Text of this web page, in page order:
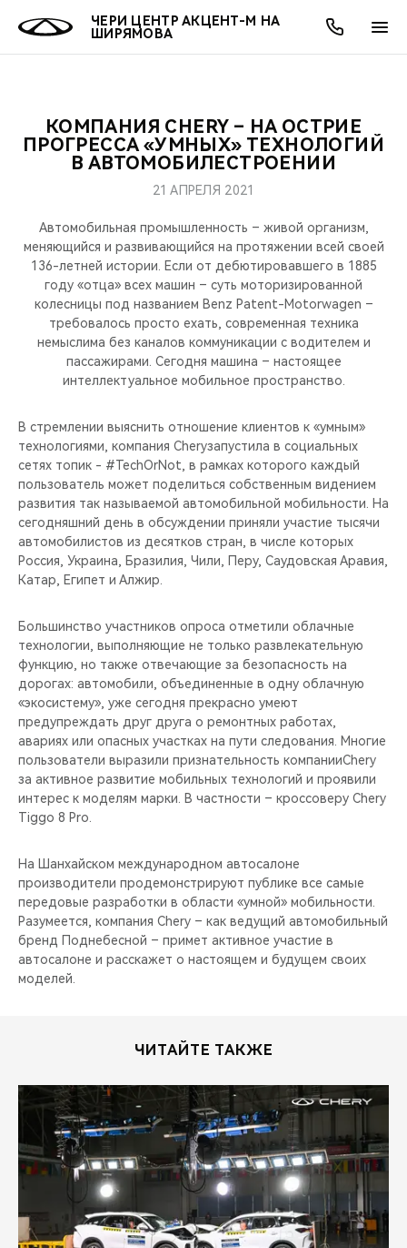
ЧЕРИ ЦЕНТР АКЦЕНТ-М НА
ШИРЯМОВА
МОДЕЛИ
СЕДАНЫ
НОВИНКИ
ПОКУПАТЕЛЯМ
КРЕДИТ И СТРАХОВАНИЕ
ВЛАДЕЛЬЦАМ
ЗАПЧАСТИ И АКСЕССУАРЫ
ПОДДЕРЖКА
CHERY CONNECT
МИР CHERY
О БРЕНДЕ
CHERY В СОЦСЕТЯХ
ЛЮДИ CHERY
БЛАГОТВОРИТЕЛЬНОСТЬ
CHERY И СПОРТ
НАШИ МЕРОПРИЯТИЯ
ВИДЕООБЗОРЫ
АКЦИИ
ОНЛАЙН СЕРВИСЫ
КРЕДИТ
О КОМПАНИИ
МЫ В СОЦСЕТЯХ
КОМПАНИЯ CHERY – НА ОСТРИЕ
ПРОГРЕССА «УМНЫХ» ТЕХНОЛОГИЙ
В АВТОМОБИЛЕСТРОЕНИИ
21 АПРЕЛЯ 2021
Автомобильная промышленность – живой организм,
меняющийся и развивающийся на протяжении всей своей
136-летней истории. Если от дебютировавшего в 1885
году «отца» всех машин – суть моторизированной
колесницы под названием Benz Patent-Motorwagen –
требовалось просто ехать, современная техника
немыслима без каналов коммуникации с водителем и
пассажирами. Сегодня машина – настоящее
интеллектуальное мобильное пространство.
В стремлении выяснить отношение клиентов к «умным»
технологиями, компания Cheryзапустила в социальных
сетях топик - #TechOrNot, в рамках которого каждый
пользователь может поделиться собственным видением
развития так называемой автомобильной мобильности. На
сегодняшний день в обсуждении приняли участие тысячи
автомобилистов из десятков стран, в числе которых
Россия, Украина, Бразилия, Чили, Перу, Саудовская Аравия,
Катар, Египет и Алжир.
Большинство участников опроса отметили облачные
технологии, выполняющие не только развлекательную
функцию, но также отвечающие за безопасность на
дорогах: автомобили, объединенные в одну облачную
«экосистему», уже сегодня прекрасно умеют
предупреждать друг друга о ремонтных работах,
авариях или опасных участках на пути следования. Многие
пользователи выразили признательность компанииChery
за активное развитие мобильных технологий и проявили
интерес к моделям марки. В частности – кроссоверу Chery
Tiggo 8 Pro.
На Шанхайском международном автосалоне
производители продемонстрируют публике все самые
передовые разработки в области «умной» мобильности.
Разумеется, компания Chery – как ведущий автомобильный
бренд Поднебесной – примет активное участие в
автосалоне и расскажет о настоящем и будущем своих
моделей.
ЧИТАЙТЕ ТАКЖЕ